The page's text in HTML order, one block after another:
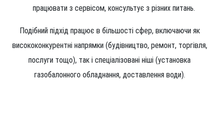
працювати з сервісом, консультує з різних питань.
Подібний підхід працює в більшості сфер, включаючи як
висококонкурентні напрямки (будівництво, ремонт, торгівля,
послуги тощо), так і спеціалізовані ніші (установка
газобалонного обладнання, доставлення води).